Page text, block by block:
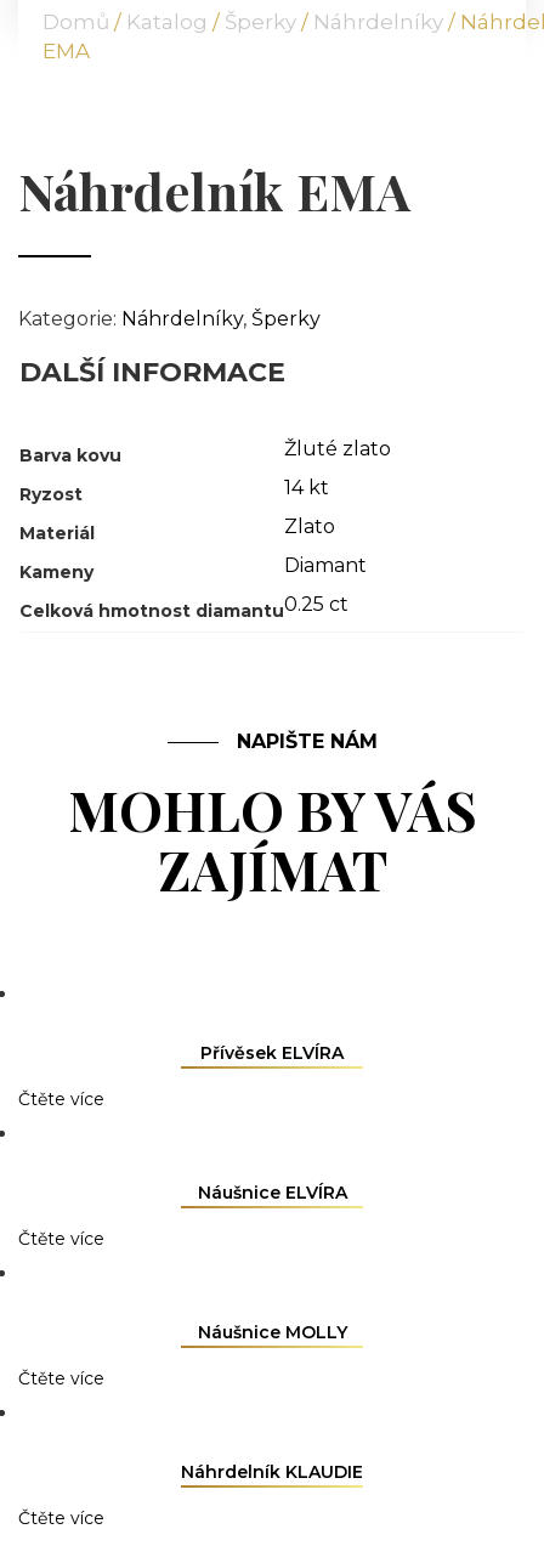
NABÍDKA
TVÁŘE ATT
MÉDIA
KONTAKT
Domů / Katalog / Šperky / Náhrdelníky /
EMA
Náhrdelník EMA
Kategorie: Náhrdelníky, Šperky
DALŠÍ INFORMACE
Barva kovu Žluté zlato
Ryzost 14 kt
Materiál Zlato
Kameny Diamant
Celková hmotnost diamantu0.25 ct
NAPIŠTE NÁM
MOHLO BY VÁS
ZAJÍMAT
Přívěsek ELVÍRA
Čtěte více
Náušnice ELVÍRA
Čtěte více
Náušnice MOLLY
Čtěte více
Náhrdelník KLAUDIE
Čtěte více